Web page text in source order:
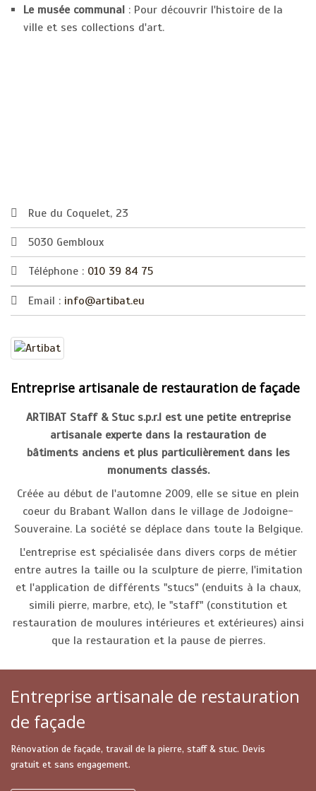
Le musée communal : Pour découvrir l'histoire de la
ville et ses collections d'art.
Rue du Coquelet, 23
5030 Gembloux
Téléphone : 010 39 84 75
Email : info@artibat.eu
Entreprise artisanale de restauration de façade
ARTIBAT Staff & Stuc s.p.r.l est une petite entreprise
artisanale experte dans la restauration de
bâtiments anciens et plus particulièrement dans les
monuments classés.
Créée au début de l'automne 2009, elle se situe en plein
coeur du Brabant Wallon dans le village de Jodoigne-
Souveraine. La société se déplace dans toute la Belgique.
L'entreprise est spécialisée dans divers corps de métier
entre autres la taille ou la sculpture de pierre, l'imitation
et l'application de différents "stucs" (enduits à la chaux,
simili pierre, marbre, etc), le "staff" (constitution et
restauration de moulures intérieures et extérieures) ainsi
que la restauration et la pause de pierres.
Entreprise artisanale de restauration
de façade
Rénovation de façade, travail de la pierre, staff & stuc. Devis
gratuit et sans engagement.